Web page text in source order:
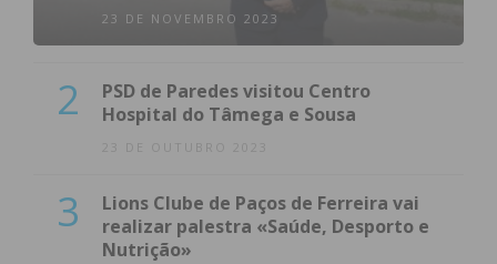
23 DE NOVEMBRO 2023
2
PSD de Paredes visitou Centro
Hospital do Tâmega e Sousa
23 DE OUTUBRO 2023
3
Lions Clube de Paços de Ferreira vai
realizar palestra «Saúde, Desporto e
Nutrição»